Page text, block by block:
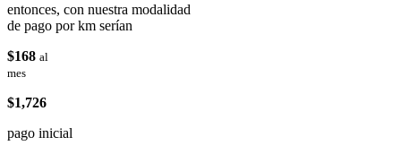
entonces, con nuestra modalidad
de pago por km serían
$168 al
mes
$1,726
pago inicial